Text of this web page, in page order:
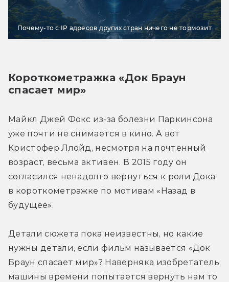
Почему-то с IP адресов других стран ничего не тормозит
Короткометражка «Док Браун
спасает мир»
Майкл Джей Фокс из-за болезни Паркинсона
уже почти не снимается в кино. А вот
Кристофер Ллойд, несмотря на почтенный
возраст, весьма активен. В 2015 году он
согласился ненадолго вернуться к роли Дока
в короткометражке по мотивам «Назад в
будущее».
Детали сюжета пока неизвестны, но какие
нужны детали, если фильм называется «Док
Браун спасает мир»? Наверняка изобретатель
машины времени попытается вернуть нам то